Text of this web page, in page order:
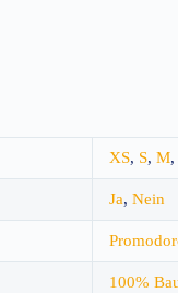
XS, S, M,
Ja, Nein
100%